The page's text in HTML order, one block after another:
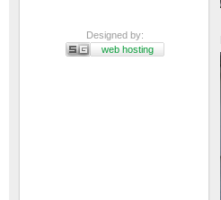
Designed by:
web hosting